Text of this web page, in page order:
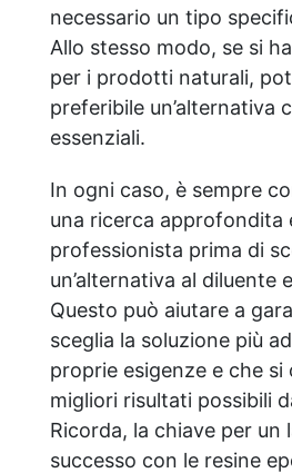
necessario un tipo
Allo stesso modo, se si
per i prodotti naturali,
preferibile un’alternativa
essenziali.
In ogni caso, è sempre
una ricerca approfondita
professionista prima di
un’alternativa al diluente
Questo può aiutare a
sceglia la soluzione più
proprie esigenze e che
migliori risultati possibili
Ricorda, la chiave per un
successo con le resine